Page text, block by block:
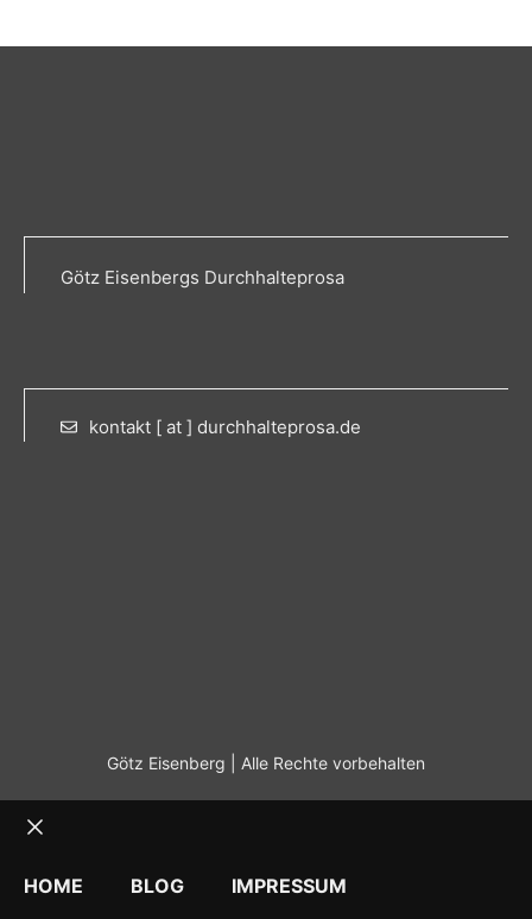
Götz Eisenbergs Durchhalteprosa
kontakt [ at ] durchhalteprosa.de
Götz Eisenberg | Alle Rechte vorbehalten
HOME
BLOG IMPRESSUM